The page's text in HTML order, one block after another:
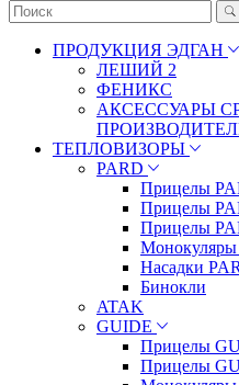
ПРОДУКЦИЯ ЭДГАН
ЛЕШИЙ 2
ФЕНИКС
АКСЕССУАРЫ
ТЕПЛОВИЗОРЫ
PARD
Прицелы
Прицелы
Прицелы
Насадки
Бинокли
ATAK
GUIDE
Прицелы
Прицелы